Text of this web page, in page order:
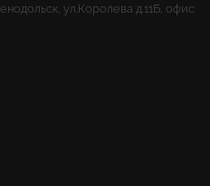
ул.Королева д.11Б, офис